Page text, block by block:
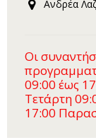
Ανδρέα
Οι
09:00 έως
Τετάρτη
17:00